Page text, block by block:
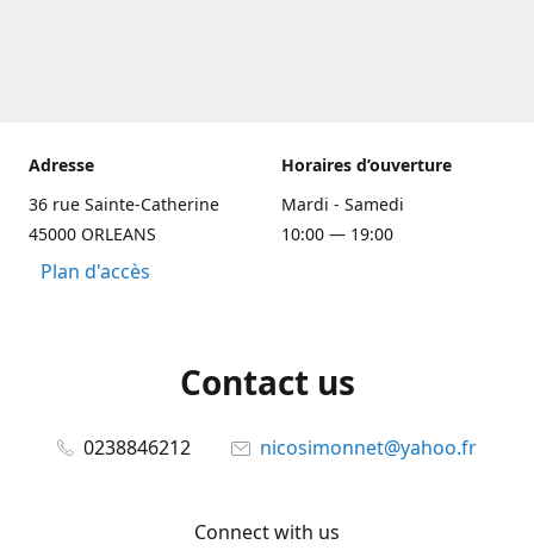
Adresse
36 rue Sainte-Catherine
45000 ORLEANS
Plan d'accès
Horaires d’ouverture
Mardi - Samedi
10:00 — 19:00
Contact us
0238846212 nicosimonnet@yahoo.fr
Connect with us